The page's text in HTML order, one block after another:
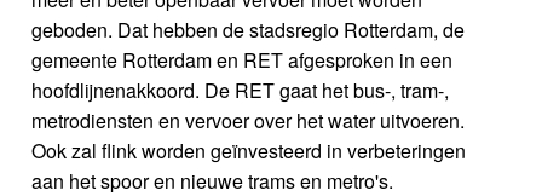
geboden. Dat hebben de stadsregio Rotterdam, de
gemeente Rotterdam en RET afgesproken in een
hoofdlijnenakkoord. De RET gaat het bus-, tram-,
metrodiensten en vervoer over het water uitvoeren.
Ook zal flink worden geïnvesteerd in verbeteringen
aan het spoor en nieuwe trams en metro's.